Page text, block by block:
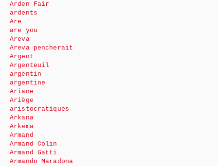
Arden Fair
ardents
Are
are you
Areva
Areva pencherait
Argent
Argenteuil
argentin
argentine
Ariane
Ariège
aristocratiques
Arkana
Arkema
Armand
Armand Colin
Armand Gatti
Armando Maradona